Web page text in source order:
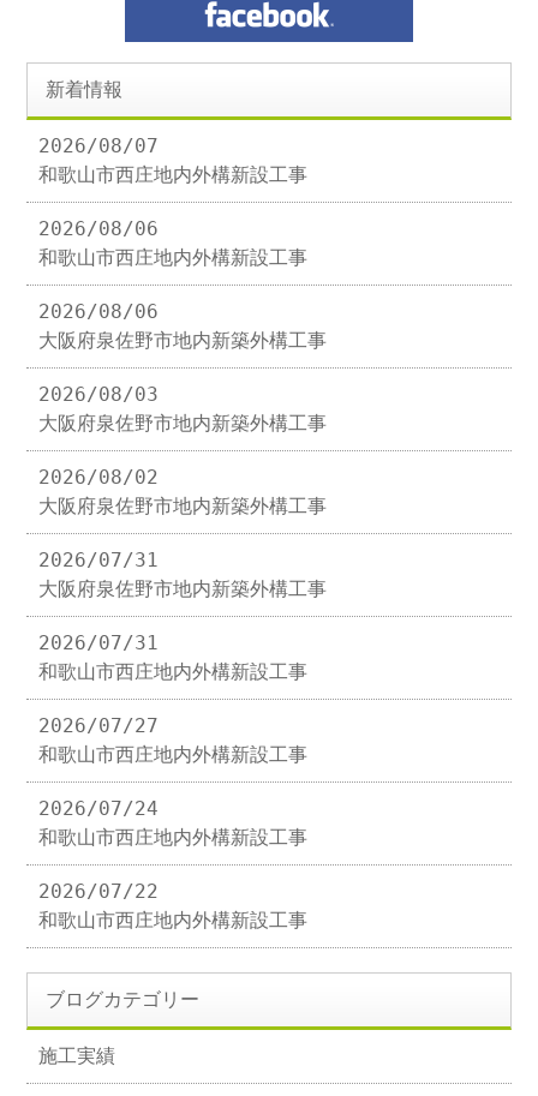
新着情報
2026/08/07
和歌山市西庄地内外構新設工事
2026/08/06
和歌山市西庄地内外構新設工事
2026/08/06
大阪府泉佐野市地内新築外構工事
2026/08/03
大阪府泉佐野市地内新築外構工事
2026/08/02
大阪府泉佐野市地内新築外構工事
2026/07/31
大阪府泉佐野市地内新築外構工事
2026/07/31
和歌山市西庄地内外構新設工事
2026/07/27
和歌山市西庄地内外構新設工事
2026/07/24
和歌山市西庄地内外構新設工事
2026/07/22
和歌山市西庄地内外構新設工事
ブログカテゴリー
施工実績